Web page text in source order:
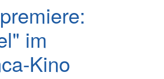
im
Kino